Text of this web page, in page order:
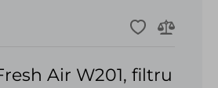
Air W201, filtru